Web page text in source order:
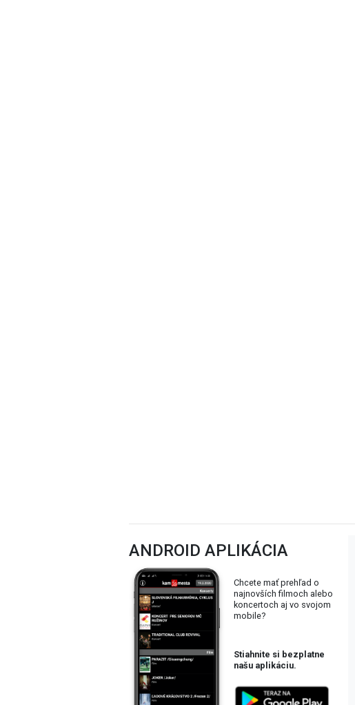
ANDROID APLIKÁCIA
Chcete mať prehľad o
najnovších filmoch alebo
koncertoch aj vo svojom
mobile?
Stiahnite si bezplatne
našu aplikáciu.